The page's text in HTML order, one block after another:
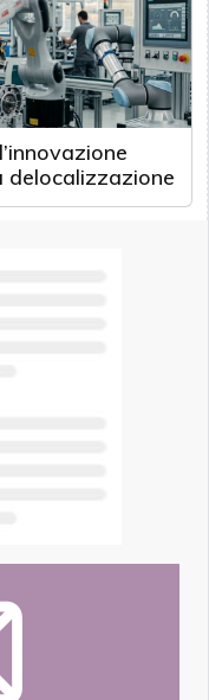
delocalizzazione